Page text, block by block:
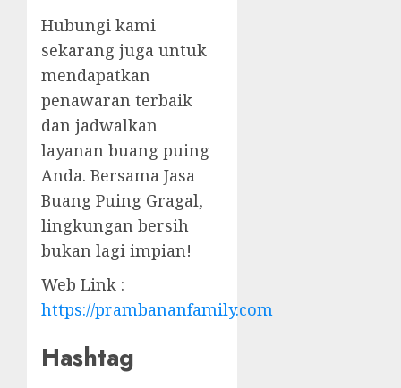
Hubungi kami
sekarang juga untuk
mendapatkan
penawaran terbaik
dan jadwalkan
layanan buang puing
Anda. Bersama Jasa
Buang Puing Gragal,
lingkungan bersih
bukan lagi impian!
Web Link :
https://prambananfamily.com
Hashtag